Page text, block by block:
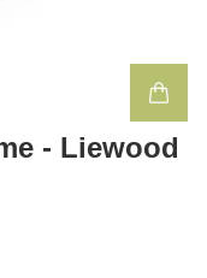
- Liewood